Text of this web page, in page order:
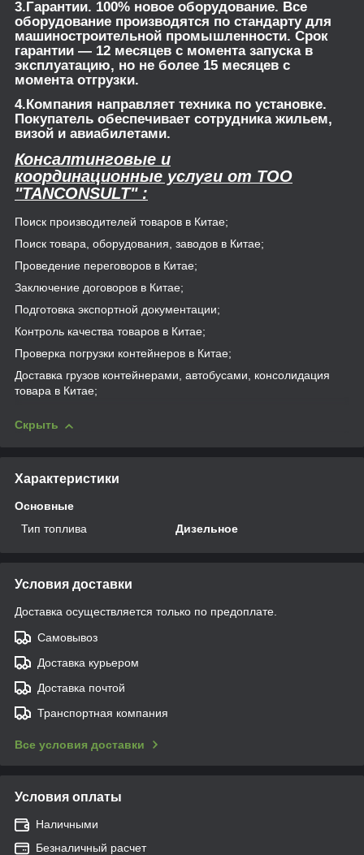
3.Гарантии. 100% новое оборудование. Все
оборудование производятся по стандарту для
машиностроительной промышленности. Срок
гарантии — 12 месяцев с момента запуска в
эксплуатацию, но не более 15 месяцев с
момента отгрузки.
4.Компания направляет техника по установке.
Покупатель обеспечивает сотрудника жильем,
визой и авиабилетами.
Консалтинговые и
координационные услуги от TOO
"TANCONSULT" :
Поиск производителей товаров в Китае;
Поиск товара, оборудования, заводов в Китае;
Проведение переговоров в Китае;
Заключение договоров в Китае;
Подготовка экспортной документации;
Контроль качества товаров в Китае;
Проверка погрузки контейнеров в Китае;
Доставка грузов контейнерами, автобусами, консолидация
товара в Китае;
Скрыть
Характеристики
Основные
Тип топлива
Дизельное
Условия доставки
Доставка осуществляется только по предоплате.
Самовывоз
Доставка курьером
Доставка почтой
Транспортная компания
Все условия доставки
Условия оплаты
Наличными
Безналичный расчет